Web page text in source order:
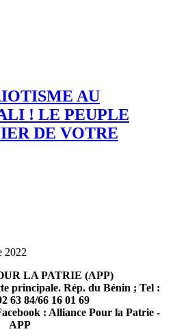
AU
! LE PEUPLE
DE VOTRE
2022
LA PATRIE (APP)
principale. Rép. du Bénin ; Tel :
63 84/66 16 01 69
: Alliance Pour la Patrie -
APP